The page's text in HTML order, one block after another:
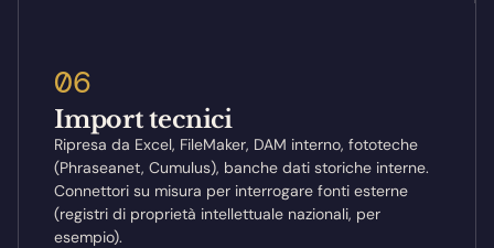
06
Import tecnici
Ripresa da Excel, FileMaker, DAM interno, fototeche
(Phraseanet, Cumulus), banche dati storiche interne.
Connettori su misura per interrogare fonti esterne
(registri di proprietà intellettuale nazionali, per
esempio).